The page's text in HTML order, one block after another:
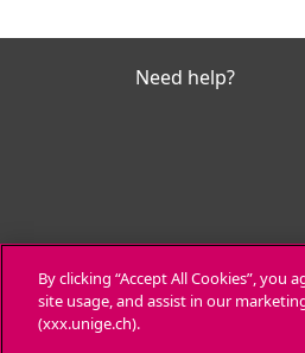
Need help?
By clicking “Accept All Cookies”,
site usage, and assist in our
(xxx.unige.ch).